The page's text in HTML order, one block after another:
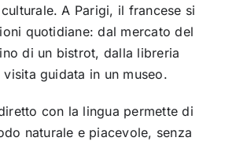
A Parigi, il francese si
quotidiane: dal mercato del
di un bistrot, dalla libreria
guidata in un museo.
con la lingua permette di
naturale e piacevole, senza